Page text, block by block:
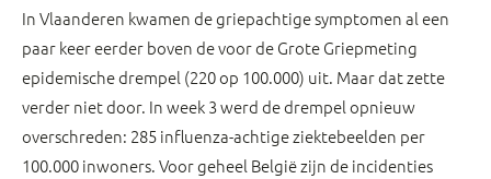
In Vlaanderen kwamen de griepachtige symptomen al een
paar keer eerder boven de voor de Grote Griepmeting
epidemische drempel (220 op 100.000) uit. Maar dat zette
verder niet door. In week 3 werd de drempel opnieuw
overschreden: 285 influenza-achtige ziektebeelden per
100.000 inwoners. Voor geheel België zijn de incidenties